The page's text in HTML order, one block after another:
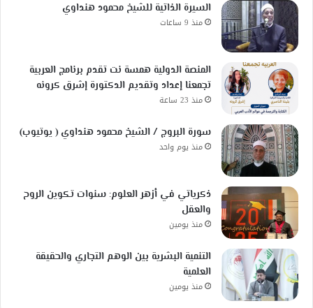
السيرة الذاتية للشيخ محمود هنداوي
منذ 9 ساعات
المنصة الدولية همسة نت تقدم برنامج العربية
تجمعنا إعداد وتقديم الدكتورة إشرق كرونه
منذ 23 ساعة
سورة البروج / الشيخ محمود هنداوي ( يوتيوب)
منذ يوم واحد
ذكرياتي في أزهر العلوم: سنوات تكوين الروح
والعقل
منذ يومين
التنمية البشرية بين الوهم التجاري والحقيقة
العلمية
منذ يومين